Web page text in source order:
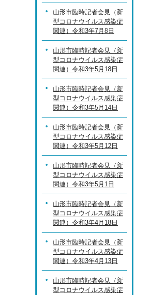
山形市臨時記者会見（新
型コロナウイルス感染症
関連）令和3年7月8日
山形市臨時記者会見（新
型コロナウイルス感染症
関連）令和3年5月18日
山形市臨時記者会見（新
型コロナウイルス感染症
関連）令和3年5月14日
山形市臨時記者会見（新
型コロナウイルス感染症
関連）令和3年5月12日
山形市臨時記者会見（新
型コロナウイルス感染症
関連）令和3年5月1日
山形市臨時記者会見（新
型コロナウイルス感染症
関連）令和3年4月18日
山形市臨時記者会見（新
型コロナウイルス感染症
関連）令和3年4月13日
山形市臨時記者会見（新
型コロナウイルス感染症